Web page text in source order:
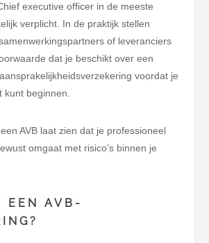
executive officer in de meeste
verplicht. In de praktijk stellen
of leveranciers
dat je beschikt over een
voordat je
beginnen.
AVB laat zien dat je professioneel
omgaat met risico’s binnen je
EEN AVB-